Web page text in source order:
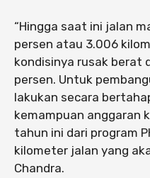
“Hingga saat ini jalan
persen atau 3.006
kondisinya rusak berat
persen. Untuk
lakukan secara
kemampuan anggaran
tahun ini dari program
kilometer jalan yang
Chandra.